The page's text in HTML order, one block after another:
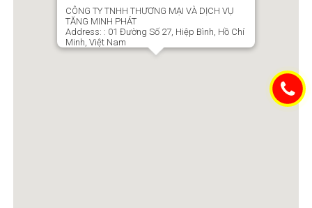
CÔNG TY TNHH THƯƠNG MẠI VÀ DỊCH VỤ
TĂNG MINH PHÁT
Address: : 01 Đường Số 27, Hiệp Bình, Hồ Chí
Minh, Việt Nam